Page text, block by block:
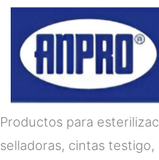
Productos para
selladoras, cintas testigo,